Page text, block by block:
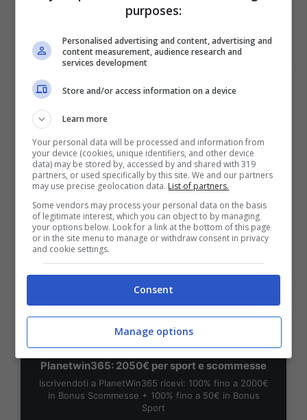
VERIFICA
Mostra Informazioni
Bonus Benvenuto Sport: fino a 1.000€
50% sul deposito fino a 50€
1000€
VERIFICA
Mostra Informazioni
PlanetWin365
BONUS PLANETWIN365: FINO A 2050€
Planetwin365: 2050€ per sport e scommesse
Iscrivendoti a PlanetWin365 ricevi: 100% fino a 2000€
in Bonus Scommesse + 100% fino a 50€ in Bonus
Sport
purposes:
Personalised advertising and content, advertising and
content measurement, audience research and
services development
Store and/or access information on a device
Learn more
Your personal data will be processed and information from
your device (cookies, unique identifiers, and other device
data) may be stored by, accessed by and shared with 319
partners, or used specifically by this site. We and our partners
may use precise geolocation data. List of partners.
Some vendors may process your personal data on the basis
of legitimate interest, which you can object to by managing
your options below. Look for a link at the bottom of this page
or in the site menu to manage or withdraw consent in privacy
and cookie settings.
Consent
Manage options